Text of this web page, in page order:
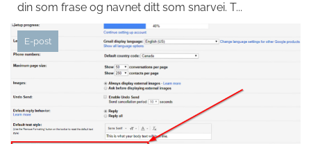
din som frase og navnet ditt som snarvei. T...
E-post